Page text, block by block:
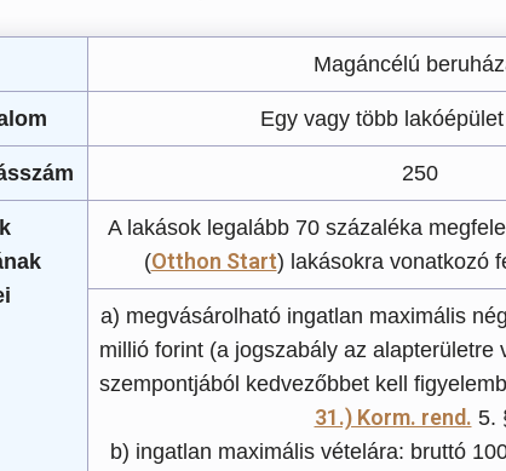
Magáncélú
Egy vagy több
250
A lakások legalább 70 százaléka
(Otthon Start) lakásokra vonatkozó
a) megvásárolható ingatlan maximális
millió forint (a jogszabály az alapterületre
szempontjából kedvezőbbet kell
31.) Korm. rend. 5.
b) ingatlan maximális vételára: bruttó